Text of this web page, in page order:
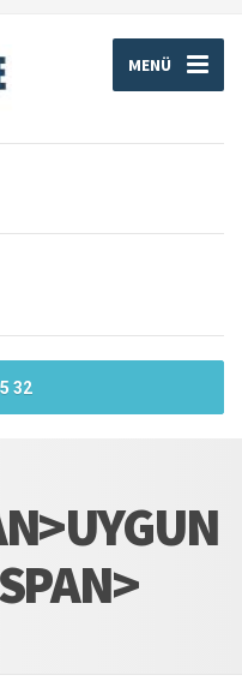
MENÜ
32